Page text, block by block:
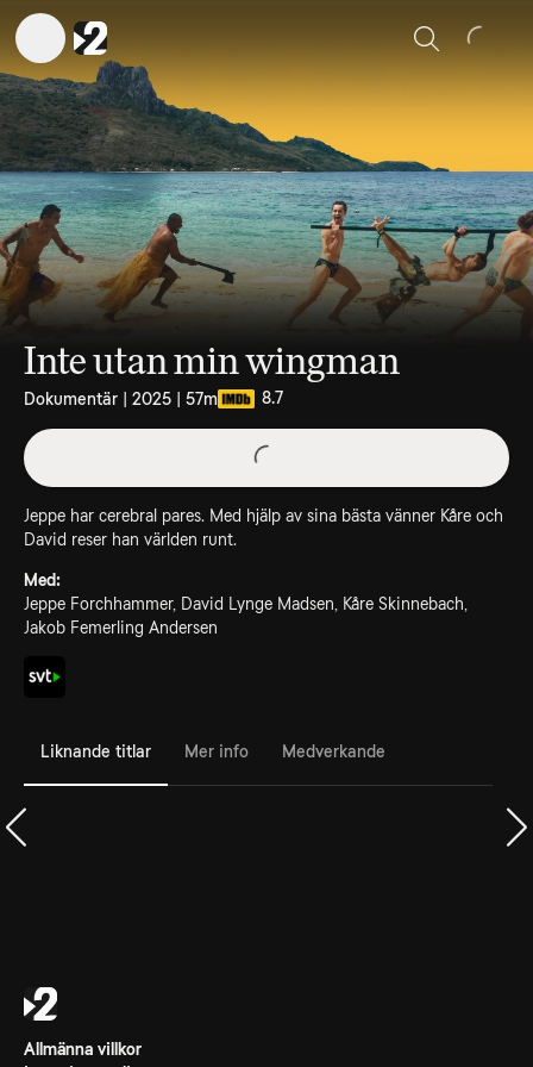
Sök
Inte utan min wingman
Dokumentär | 2025 | 57m 8.7
Jeppe har cerebral pares. Med hjälp av sina bästa vänner Kåre och
David reser han världen runt.
Med:
Jeppe Forchhammer, David Lynge Madsen, Kåre Skinnebach,
Jakob Femerling Andersen
Liknande titlar Mer info Medverkande
Allmänna villkor